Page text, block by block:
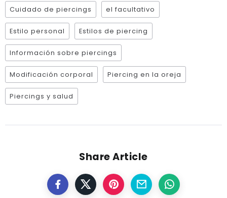
Cuidado de piercings el facultativo
Estilo personal Estilos de piercing
Información sobre piercings
Modificación corporal Piercing en la oreja
Piercings y salud
Share Article